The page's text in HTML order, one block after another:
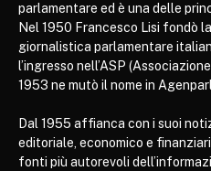
parlamentare ed è una delle
Nel 1950 Francesco Lisi fondò
giornalistica parlamentare
l’ingresso nell’ASP
1953 ne mutò il nome in
Dal 1955 affianca con i suoi
editoriale, economico e
fonti più autorevoli